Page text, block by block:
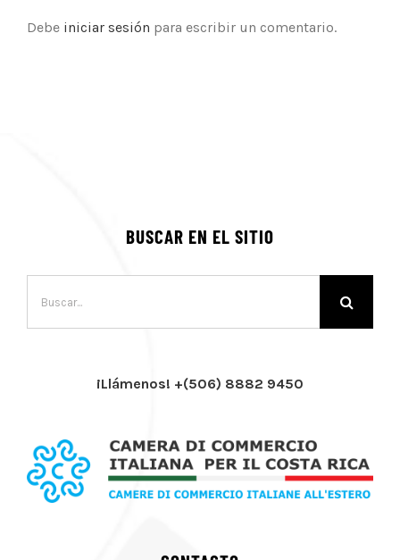
Debe iniciar sesión para escribir un comentario.
BUSCAR EN EL SITIO
¡Llámenos! +(506) 8882 9450